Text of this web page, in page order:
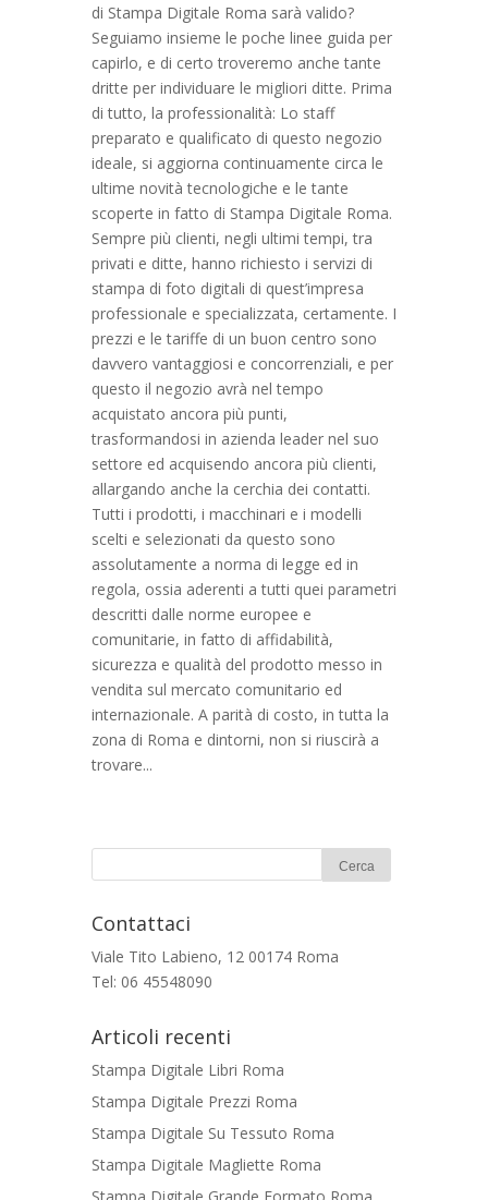
di Stampa Digitale Roma sarà valido?
Seguiamo insieme le poche linee guida per
capirlo, e di certo troveremo anche tante
dritte per individuare le migliori ditte. Prima
di tutto, la professionalità: Lo staff
preparato e qualificato di questo negozio
ideale, si aggiorna continuamente circa le
ultime novità tecnologiche e le tante
scoperte in fatto di Stampa Digitale Roma.
Sempre più clienti, negli ultimi tempi, tra
privati e ditte, hanno richiesto i servizi di
stampa di foto digitali di quest’impresa
professionale e specializzata, certamente. I
prezzi e le tariffe di un buon centro sono
davvero vantaggiosi e concorrenziali, e per
questo il negozio avrà nel tempo
acquistato ancora più punti,
trasformandosi in azienda leader nel suo
settore ed acquisendo ancora più clienti,
allargando anche la cerchia dei contatti.
Tutti i prodotti, i macchinari e i modelli
scelti e selezionati da questo sono
assolutamente a norma di legge ed in
regola, ossia aderenti a tutti quei parametri
descritti dalle norme europee e
comunitarie, in fatto di affidabilità,
sicurezza e qualità del prodotto messo in
vendita sul mercato comunitario ed
internazionale. A parità di costo, in tutta la
zona di Roma e dintorni, non si riuscirà a
trovare...
Contattaci
Viale Tito Labieno, 12 00174 Roma
Tel: 06 45548090
Articoli recenti
Stampa Digitale Libri Roma
Stampa Digitale Prezzi Roma
Stampa Digitale Su Tessuto Roma
Stampa Digitale Magliette Roma
Stampa Digitale Grande Formato Roma